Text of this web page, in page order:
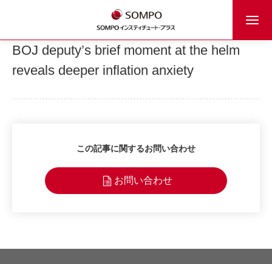
BOJ deputy’s brief moment at the helm
reveals deeper inflation anxiety
この記事に関するお問い合わせ
お問い合わせ